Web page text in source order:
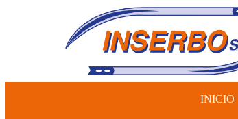
INICIO